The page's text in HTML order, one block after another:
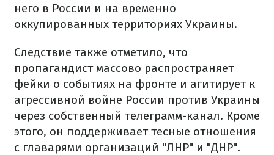
него в России и на временно
оккупированных территориях Украины.
Следствие также отметило, что
пропагандист массово распространяет
фейки о событиях на фронте и агитирует к
агрессивной войне России против Украины
через собственный телеграмм-канал. Кроме
этого, он поддерживает тесные отношения
с главарями организаций "ЛНР" и "ДНР".